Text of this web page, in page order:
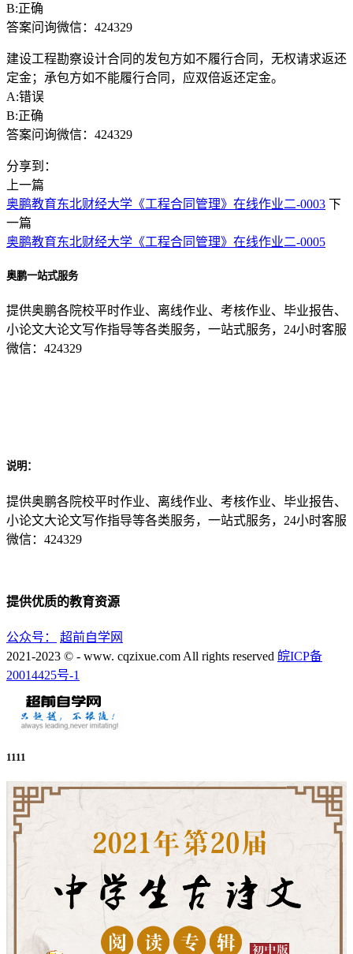
B:正确
答案问询微信：424329
建设工程勘察设计合同的发包方如不履行合同，无权请求返还
定金；承包方如不能履行合同，应双倍返还定金。
A:错误
B:正确
答案问询微信：424329
分享到：
上一篇
奥鹏教育东北财经大学《工程合同管理》在线作业二-0003 下
一篇
奥鹏教育东北财经大学《工程合同管理》在线作业二-0005
奥鹏一站式服务
提供奥鹏各院校平时作业、离线作业、考核作业、毕业报告、
小论文大论文写作指导等各类服务，一站式服务，24小时客服
微信：424329
说明：
提供奥鹏各院校平时作业、离线作业、考核作业、毕业报告、
小论文大论文写作指导等各类服务，一站式服务，24小时客服
微信：424329
提供优质的教育资源
公众号：
超前自学网
2021-2023 © - www. cqzixue.com All rights reserved 皖ICP备
20014425号-1
1111